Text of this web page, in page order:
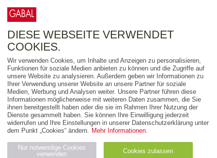
FREITEXT
AUSGABEART
AUS DER REIHE
ZUM THEMA
Neuerscheinung
Bestseller
DIESE WEBSEITE VERWENDET
COOKIES.
Wir verwenden Cookies, um Inhalte und Anzeigen zu personalisieren,
Funktionen für soziale Medien anbieten zu können und die Zugriffe auf
unsere Website zu analysieren. Außerdem geben wir Informationen zu
Ihrer Verwendung unserer Website an unsere Partner für soziale
Medien, Werbung und Analysen weiter. Unsere Partner führen diese
Informationen möglicherweise mit weiteren Daten zusammen, die Sie
ihnen bereitgestellt haben oder die sie im Rahmen Ihrer Nutzung der
Dienste gesammelt haben. Sie können Ihre Einwilligung jederzeit
widerrufen und Ihre Einstellungen in unserer Datenschutzerklärung unter
dem Punkt „Cookies“ ändern. Mehr Informationen.
Nur notwendige Cookies
verwenden
Cookies zulassen